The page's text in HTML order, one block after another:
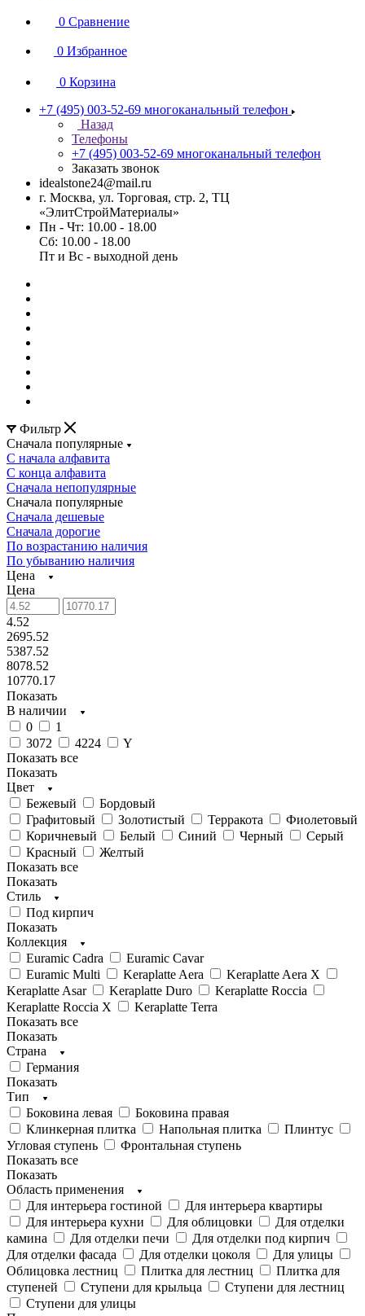
0 Сравнение
0 Избранное
0 Корзина
+7 (495) 003-52-69 многоканальный телефон
Назад
Телефоны
+7 (495) 003-52-69 многоканальный телефон
Заказать звонок
idealstone24@mail.ru
г. Москва, ул. Торговая, стр. 2, ТЦ
«ЭлитСтройМатериалы»
Пн - Чт: 10.00 - 18.00
Сб: 10.00 - 18.00
Пт и Вс - выходной день
Фильтр
Сначала популярные
С начала алфавита
С конца алфавита
Сначала непопулярные
Сначала популярные
Сначала дешевые
Сначала дорогие
По возрастанию наличия
По убыванию наличия
Цена
Цена
4.52
2695.52
5387.52
8078.52
10770.17
Показать
В наличии
0
1
3072
4224
Y
Показать все
Показать
Цвет
Бежевый
Бордовый
Графитовый
Золотистый Терракота
Фиолетовый
Коричневый
Белый Синий Черный
Серый
Красный
Желтый
Показать все
Показать
Стиль
Под кирпич
Показать
Коллекция
Euramic Cadra
Euramic Cavar
Euramic Multi
Keraplatte Aera
Keraplatte Aera X
Keraplatte Asar
Keraplatte Duro
Keraplatte Roccia
Keraplatte Roccia X
Keraplatte Terra
Показать все
Показать
Страна
Германия
Показать
Тип
Боковина левая
Боковина правая
Клинкерная плитка
Напольная плитка
Плинтус
Угловая ступень
Фронтальная ступень
Показать все
Показать
Область применения
Для интерьера гостиной
Для интерьера квартиры
Для интерьера кухни
Для облицовки
Для отделки
камина
Для отделки печи
Для отделки под кирпич
Для отделки фасада
Для отделки цоколя
Для улицы
Облицовка лестниц
Плитка для лестниц
Плитка для
ступеней
Ступени для крыльца
Ступени для лестниц
Ступени для улицы